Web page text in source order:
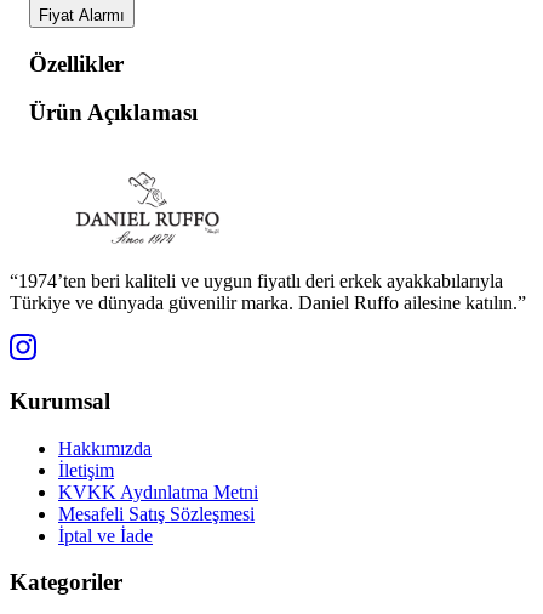
Fiyat Alarmı
Özellikler
Ürün Açıklaması
“1974’ten beri kaliteli ve uygun fiyatlı deri erkek ayakkabılarıyla
Türkiye ve dünyada güvenilir marka. Daniel Ruffo ailesine katılın.”
Kurumsal
Hakkımızda
İletişim
KVKK Aydınlatma Metni
Mesafeli Satış Sözleşmesi
İptal ve İade
Kategoriler